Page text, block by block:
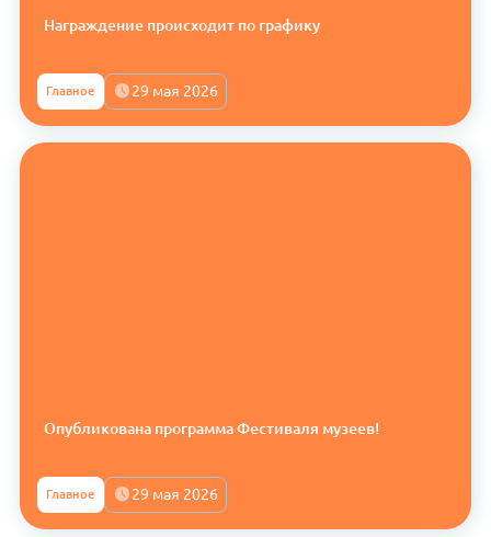
Награждение происходит по графику
Главное 29 мая 2026
Опубликована программа Фестиваля музеев!
Главное 29 мая 2026